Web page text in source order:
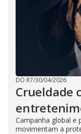
DO R7/30/04/2026
Crueldade
Campanha global e
movimentam a